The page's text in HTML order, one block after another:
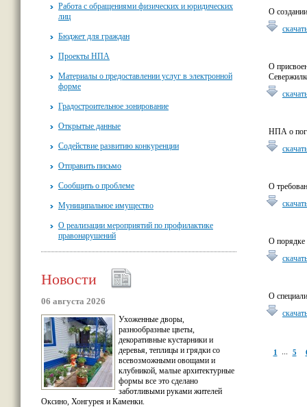
Работа с обращениями физических и юридических
лиц
Бюджет для граждан
Проекты НПА
Материалы о предоставлении услуг в электронной
форме
Градостроительное зонирование
Открытые данные
Содействие развитию конкуренции
Отправить письмо
Сообщить о проблеме
Муниципальное имущество
О реализации мероприятий по профилактике
правонарушений
Новости
06 августа 2026
Ухоженные дворы,
разнообразные цветы,
декоративные кустарники и
деревья, теплицы и грядки со
всевозможными овощами и
клубникой, малые архитектурные
формы все это сделано
заботливыми руками жителей
Оксино, Хонгурея и Каменки.
О
скачать
О
скачать
НПА о
скачать
О
скачать
О порядке
скачать
О
скачать
1 ... 5